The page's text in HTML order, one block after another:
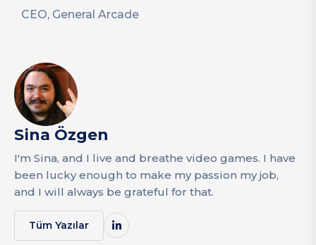
CEO, General Arcade
Sina Özgen
I'm Sina, and I live and breathe video games. I have
been lucky enough to make my passion my job,
and I will always be grateful for that.
Tüm Yazılar